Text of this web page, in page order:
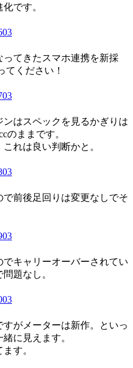
です。
てきたスマホ連携を新採
てください！
はスペックを見るかぎりは
のままです。
れは良い判断かと。
前後足回りは変更なしでそ
キャリーオーバーされてい
題なし。
がメーターは新作。といっ
に見えます。
す。